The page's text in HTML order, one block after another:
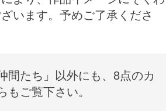
います。予めご了承くださ
間たち 」以外にも、 8点のカ
ご覧下さい。